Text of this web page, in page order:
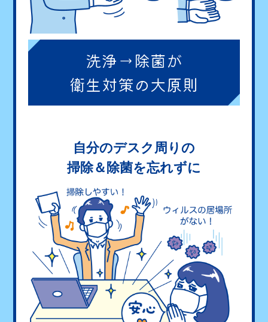
洗浄→除菌が
衛生対策の大原則
自分のデスク周りの
掃除＆除菌を忘れずに